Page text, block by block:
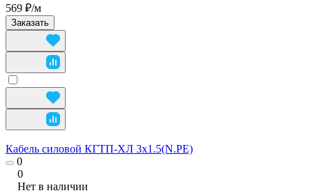
569 ₽/м
Заказать
Кабель силовой КГТП-ХЛ 3х1.5(N.PE)
0
0
Нет в наличии